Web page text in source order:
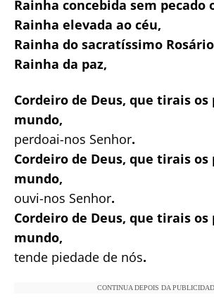
Rainha concebida sem pecado
Rainha elevada ao céu,
Rainha do sacratíssimo
Rainha da paz,
Cordeiro de Deus, que tirais os
mundo,
perdoai-nos Senhor.
Cordeiro de Deus, que tirais os
mundo,
ouvi-nos Senhor.
Cordeiro de Deus, que tirais os
mundo,
tende piedade de nós.
CONTINUA DEPOIS DA